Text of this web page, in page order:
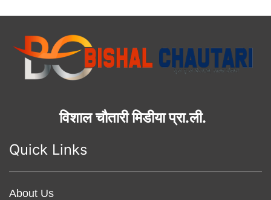
विशाल चौतारी मिडीया प्रा.ली.
Quick Links
About Us